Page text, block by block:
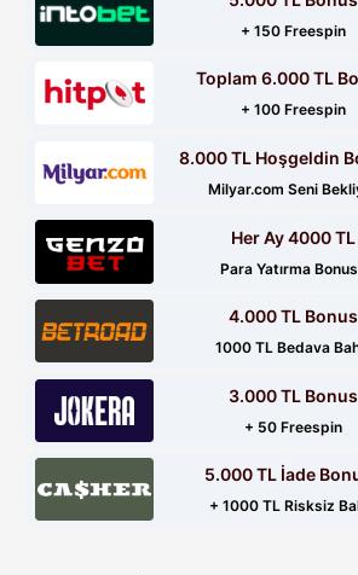
+ 150 Freespin
Toplam 6.000 TL
+ 100 Freespin
8.000 TL Hoşgeldin
Milyar.com Seni
Her Ay 4000 TL
Para Yatırma
4.000 TL Bonus
1000 TL Bedava
3.000 TL Bonus
+ 50 Freespin
5.000 TL İade
+ 1000 TL Risksiz